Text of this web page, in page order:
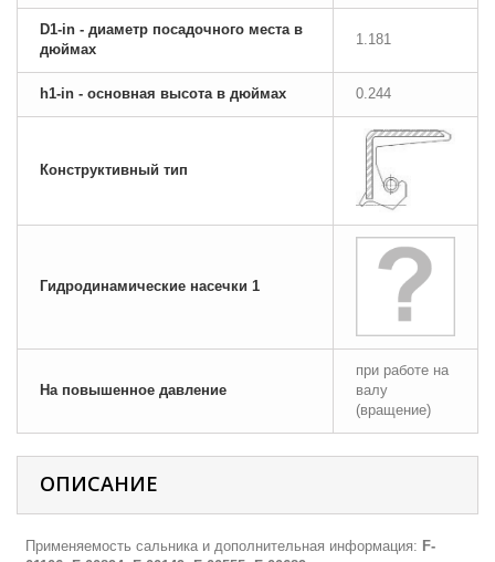
D1-in - диаметр посадочного места в
дюймах
1.181
h1-in - основная высота в дюймах 0.244
Конструктивный тип
Гидродинамические насечки 1
На повышенное давление
при работе на
валу
(вращение)
ОПИСАНИЕ
Применяемость сальника и дополнительная информация: F-